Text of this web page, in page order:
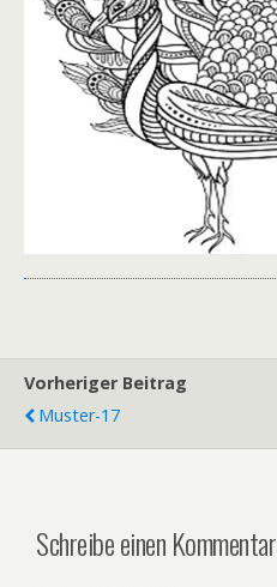
Vorheriger Beitrag
Muster-17
Schreibe einen Kommentar